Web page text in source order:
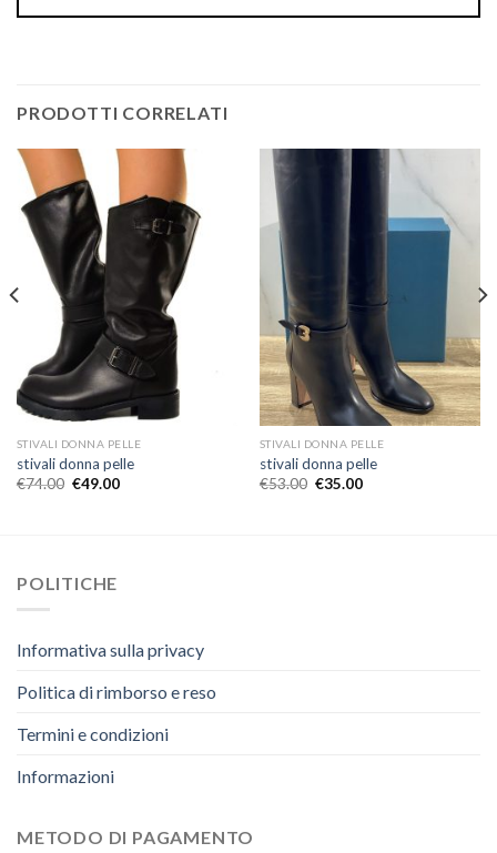
PRODOTTI CORRELATI
STIVALI DONNA PELLE
stivali donna pelle
€74.00 €49.00
STIVALI DONNA PELLE
stivali donna pelle
€53.00 €35.00
POLITICHE
Informativa sulla privacy
Politica di rimborso e reso
Termini e condizioni
Informazioni
METODO DI PAGAMENTO